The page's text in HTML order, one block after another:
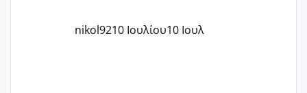
nikol9210 Ιουλίου10 Ιουλ